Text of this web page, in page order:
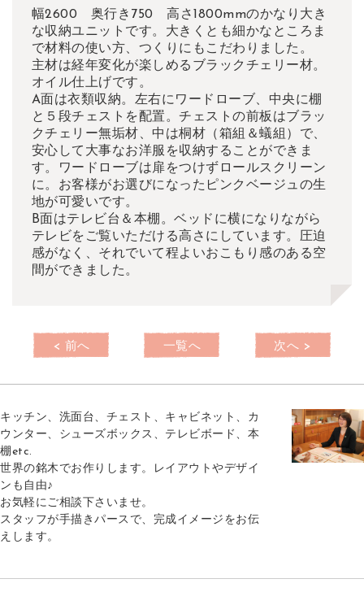
幅2600 奥行き750 高さ1800mmのかなり大き
な収納ユニットです。大きくとも細かなところま
で材料の使い方、つくりにもこだわりました。
主材は経年変化が楽しめるブラックチェリー材。
オイル仕上げです。
A面は衣類収納。左右にワードローブ、中央に棚
と５段チェストを配置。チェストの前板はブラッ
クチェリー無垢材、中は桐材（箱組＆蟻組）で、
安心して大事なお洋服を収納することができま
す。ワードローブは扉をつけずロールスクリーン
に。お客様がお選びになったピンクベージュの生
地が可愛いです。
B面はテレビ台＆本棚。ベッドに横になりながら
テレビをご覧いただける高さにしています。圧迫
感がなく、それでいて程よいおこもり感のある空
間ができました。
< 前へ 一覧へ 次へ >
キッチン、洗面台、チェスト、キャビネット、カ
ウンター、シューズボックス、テレビボード、本
棚etc.
世界の銘木でお作りします。レイアウトやデザイ
ンも自由♪
お気軽にご相談下さいませ。
スタッフが手描きパースで、完成イメージをお伝
えします。